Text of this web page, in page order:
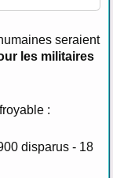
seraient
les militaires
:
disparus - 18